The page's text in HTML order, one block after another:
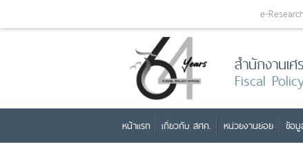
e-
สำนักงานเ
Fiscal
หน้าแรก เกี่ยวกับ สศค. หน่วยงานย่อย ข้อ